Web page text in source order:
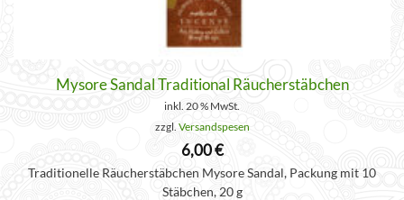
Mysore Sandal Traditional Räucherstäbchen
inkl. 20 % MwSt.
zzgl. Versandspesen
6,00€
Traditionelle Räucherstäbchen Mysore Sandal, Packung mit 10
Stäbchen, 20 g